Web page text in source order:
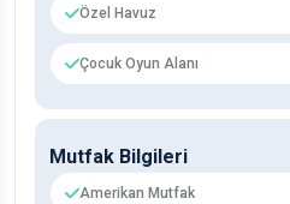
Özel Havuz
Çocuk Oyun Alanı
Mutfak Bilgileri
Amerikan Mutfak